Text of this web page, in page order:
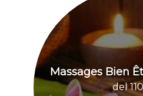
Massages Bien
del